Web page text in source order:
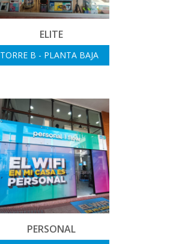
ELITE
TORRE B - PLANTA BAJA
PERSONAL